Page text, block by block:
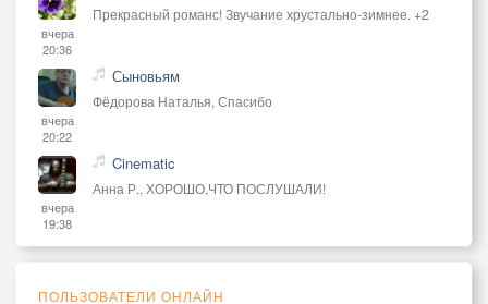
вчера
20:36
Прекрасный романс! Звучание хрустально-зимнее. +2
вчера
20:22
Сыновьям
Фёдорова Наталья, Спасибо
вчера
19:38
Cinematic
Анна Р., ХОРОШО,ЧТО ПОСЛУШАЛИ!
ПОЛЬЗОВАТЕЛИ ОНЛАЙН